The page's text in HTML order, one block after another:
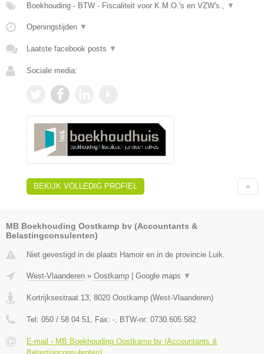
Boekhouding - BTW - Fiscaliteit voor K.M.O.'s en VZW's., ▼
Openingstijden ▼
Laatste facebook posts ▼
Sociale media:
BEKIJK VOLLEDIG PROFIEL
MB Boekhouding Oostkamp bv (Accountants &
Belastingconsulenten)
Niet gevestigd in de plaats Hamoir en in de provincie Luik.
West-Vlaanderen » Oostkamp Google maps ▼
Kortrijksestraat 13, 8020 Oostkamp (West-Vlaanderen)
Tel: 050 / 58 04 51, Fax: -, BTW-nr: 0730.605.582
E-mail › MB Boekhouding Oostkamp bv (Accountants &